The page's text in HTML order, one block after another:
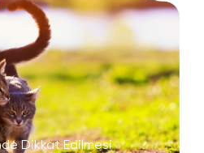
Dikkat Edilmesi